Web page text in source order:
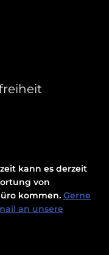
kann es derzeit
von
kommen. Gerne
an unsere